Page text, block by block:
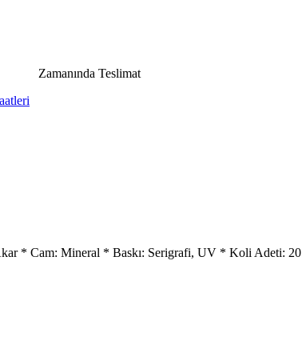
Zamanında Teslimat
* Cam: Mineral * Baskı: Serigrafi, UV * Koli Adeti: 20